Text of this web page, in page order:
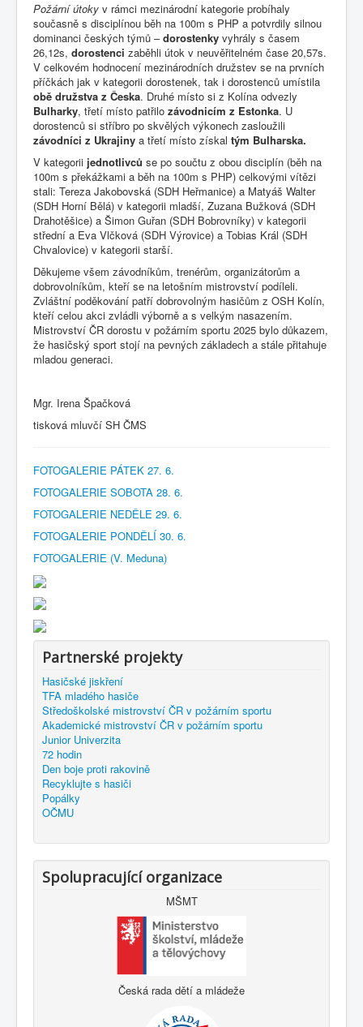
Požární útoky v rámci mezinárodní kategorie probíhaly
současně s disciplínou běh na 100m s PHP a potvrdily silnou
dominanci českých týmů –dorostenky vyhrály s časem
26,12s, dorostenci zaběhli útok v neuvěřitelném čase 20,57s.
V celkovém hodnocení mezinárodních družstev se na prvních
příčkách jak v kategorii dorostenek, tak i dorostenců umístila
obě družstva z Česka. Druhé místo si z Kolína odvezly
Bulharky, třetí místo patřilo závodnicím z Estonka. U
dorostenců si stříbro po skvělých výkonech zasloužili
závodníci z Ukrajiny a třetí místo získal tým Bulharska.
V kategorii jednotlivců se po součtu z obou disciplín (běh na
100m s překážkami a běh na 100m s PHP) celkovými vítězi
stali: Tereza Jakobovská (SDH Heřmanice) a Matyáš Walter
(SDH Horní Bělá) v kategorii mladší, Zuzana Bužková (SDH
Drahotěšice) a Šimon Guřan (SDH Bobrovníky) v kategorii
střední a Eva Vlčková (SDH Výrovice) a Tobias Král (SDH
Chvalovice) v kategorii starší.
Děkujeme všem závodníkům, trenérům, organizátorům a
dobrovolníkům, kteří se na letošním mistrovství podíleli.
Zvláštní poděkování patří dobrovolným hasičům z OSH Kolín,
kteří celou akci zvládli výborně a s velkým nasazením.
Mistrovství ČR dorostu v požárním sportu 2025 bylo důkazem,
že hasičský sport stojí na pevných základech a stále přitahuje
mladou generaci.
Mgr. Irena Špačková
tisková mluvčí SH ČMS
FOTOGALERIE PÁTEK 27. 6.
FOTOGALERIE SOBOTA 28. 6.
FOTOGALERIE NEDĚLE 29. 6.
FOTOGALERIE PONDĚLÍ 30. 6.
FOTOGALERIE (V. Meduna)
Partnerské projekty
Hasičské jiskření
TFA mladého hasiče
Středoškolské mistrovství ČR v požárním sportu
Akademické mistrovství ČR v požárním sportu
Junior Univerzita
72 hodin
Den boje proti rakovině
Recyklujte s hasiči
Popálky
OČMU
Spolupracující organizace
MŠMT
Česká rada dětí a mládeže